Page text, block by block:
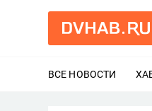
ВСЕ НОВОСТИ